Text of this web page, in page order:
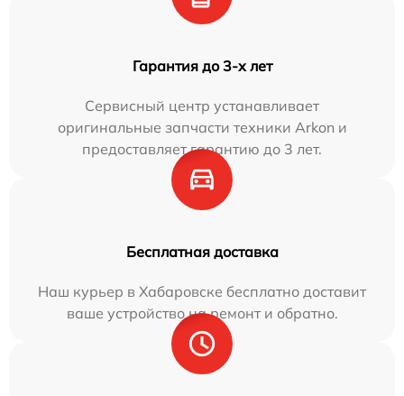
Гарантия до 3-х лет
Сервисный центр устанавливает
оригинальные запчасти техники Arkon и
предоставляет гарантию до 3 лет.
Бесплатная доставка
Наш курьер в Хабаровске бесплатно доставит
ваше устройство на ремонт и обратно.